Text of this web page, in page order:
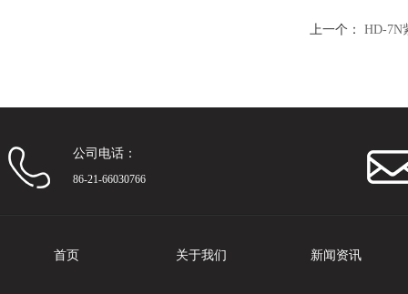
上一个： HD-7N
公司电话：
86-21-66030766
首页 关于我们 新闻资讯